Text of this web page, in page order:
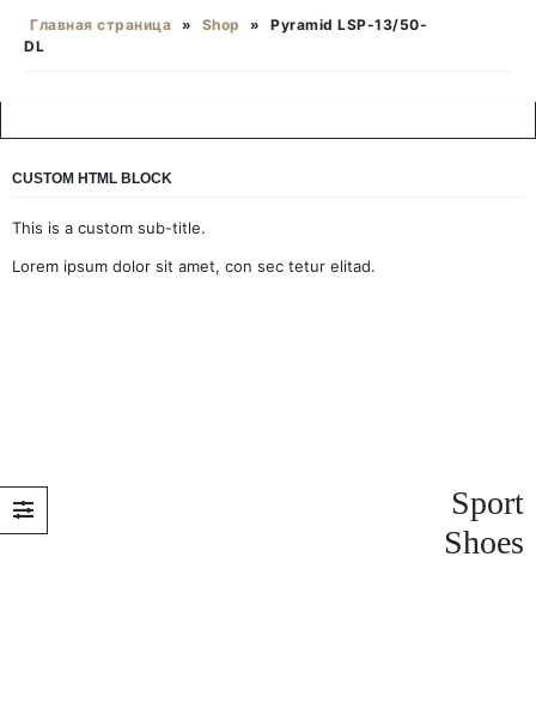
Главная страница » Shop »
Pyramid LSP-13/50-
DL
CUSTOM HTML BLOCK
This is a custom sub-title.
Lorem ipsum dolor sit amet, con sec tetur elitad.
Sport
Shoes